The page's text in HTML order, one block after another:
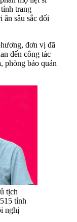
trang
sâu sắc đối
đơn vị đã
đến công tác
phòng bảo quản
tịch
tỉnh
nghị